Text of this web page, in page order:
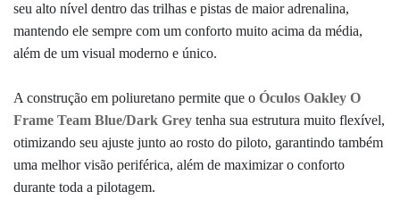
seu alto nível dentro das trilhas e pistas de maior adrenalina,
mantendo ele sempre com um conforto muito acima da média,
além de um visual moderno e único.
A construção em poliuretano permite que o Óculos Oakley O
Frame Team Blue/Dark Grey tenha sua estrutura muito flexível,
otimizando seu ajuste junto ao rosto do piloto, garantindo também
uma melhor visão periférica, além de maximizar o conforto
durante toda a pilotagem.